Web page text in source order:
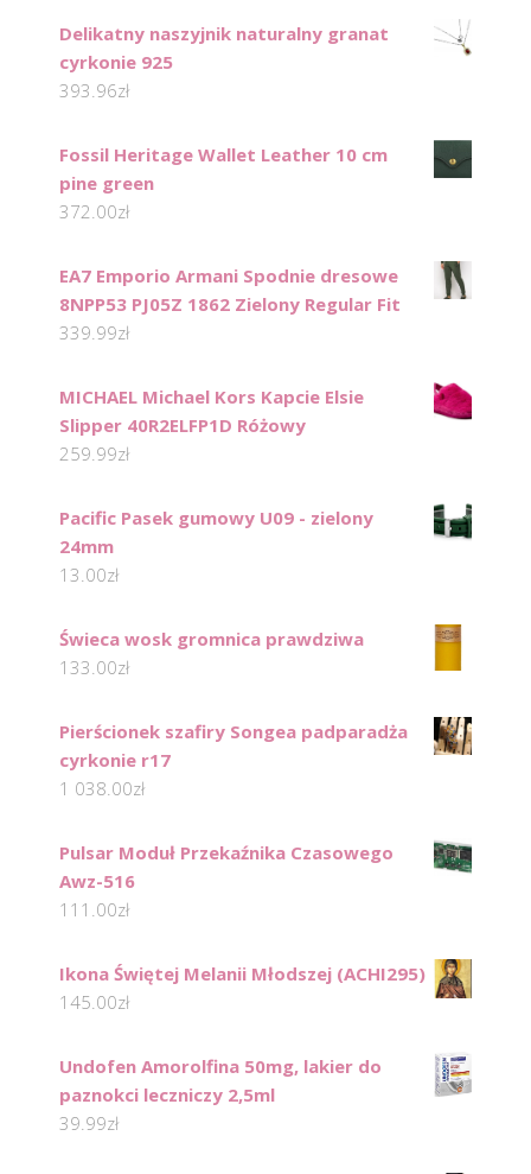
Delikatny naszyjnik naturalny granat
cyrkonie 925
393.96zł
Fossil Heritage Wallet Leather 10 cm
pine green
372.00zł
EA7 Emporio Armani Spodnie dresowe
8NPP53 PJ05Z 1862 Zielony Regular Fit
339.99zł
MICHAEL Michael Kors Kapcie Elsie
Slipper 40R2ELFP1D Różowy
259.99zł
Pacific Pasek gumowy U09 - zielony
24mm
13.00zł
Świeca wosk gromnica prawdziwa
133.00zł
Pierścionek szafiry Songea padparadża
cyrkonie r17
1 038.00zł
Pulsar Moduł Przekaźnika Czasowego
Awz-516
111.00zł
Ikona Świętej Melanii Młodszej (ACHI295)
145.00zł
Undofen Amorolfina 50mg, lakier do
paznokci leczniczy 2,5ml
39.99zł